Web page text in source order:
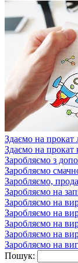
Здаємо на прокат
Здаємо на прокат
Заробляємо з
Заробляємо
Заробляємо,
Заробляємо на
Заробляємо на
Заробляємо на
Заробляємо на
Заробляємо на
Заробляємо на
Пошук: